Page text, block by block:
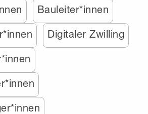
Bauleiter*innen
Digitaler Zwilling